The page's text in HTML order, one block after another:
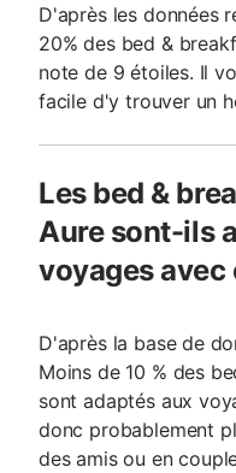
D'après les données
20% des bed &
note de 9 étoiles. Il
facile d'y trouver un
Les bed &
Aure sont-ils
voyages avec
D'après la base de
Moins de 10 % des
sont adaptés aux
donc probablement
des amis ou en